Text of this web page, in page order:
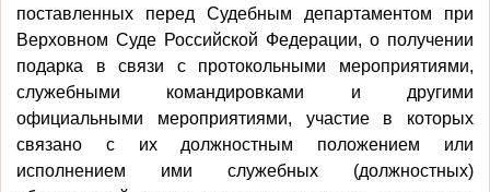
поставленных перед Судебным департаментом при
Верховном Суде Российской Федерации, о получении
подарка в связи с протокольными мероприятиями,
служебными командировками и другими
официальными мероприятиями, участие в которых
связано с их должностным положением или
исполнением ими служебных (должностных)